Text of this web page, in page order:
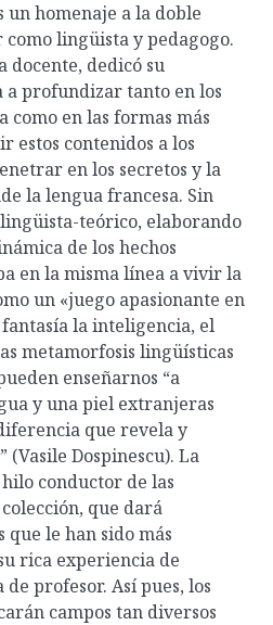
un homenaje a la doble
lingüista y pedagogo.
docente, dedicó su
profundizar tanto en los
como en las formas más
estos contenidos a los
en los secretos y la
la lengua francesa. Sin
teórico, elaborando
de los hechos
en la misma línea a vivir la
un «juego apasionante en
la inteligencia, el
metamorfosis lingüísticas
enseñarnos “a
y una piel extranjeras
que revela y
Dospinescu). La
conductor de las
que dará
que le han sido más
rica experiencia de
profesor. Así pues, los
campos tan diversos